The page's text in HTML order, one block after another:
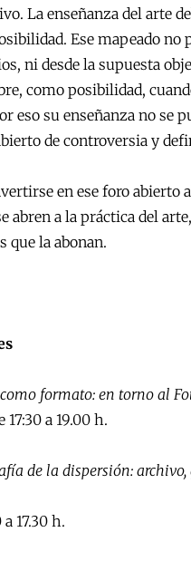
La enseñanza del arte
Ese mapeado no
ni desde la supuesta
como posibilidad,
eso su enseñanza no se
de controversia y
en ese foro
abren a la práctica del
que la abonan.
formato: en torno al
a 19.00 h.
de la dispersión:
17.30 h.